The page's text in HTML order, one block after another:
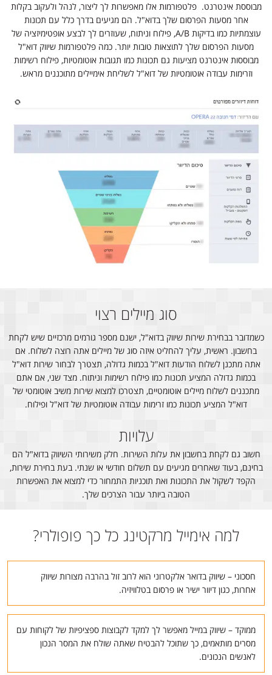
מבוססת אינטרנט. פלטפורמות אלו מאפשרות לך ליצור, לנהל ולעקוב בקלות
אחר מסעות הפרסום שלך בדוא"ל. הם מגיעים בדרך כלל עם תכונות
עוצמתיות כמו בדיקות A/B, פילוח וניתוח, שעוזרים לך לבצע אופטימיזציה של
מסעות הפרסום שלך לתוצאות טובות יותר. כמה פלטפורמות שיווק דוא"ל
מבוססות אינטרנט מציעות גם תכונות כמו תגובות אוטומטיות, פילוח רשימות
וזרימות עבודה אוטומטיות של דוא"ל לשליחת אימיילים מתוכננים מראש.
סוג מיילים רצוי
כשמדובר בבחירת שירות שיווק בדוא"ל, ישנם מספר גורמים מרכזיים שיש לקחת
בחשבון. ראשית, עליך להחליט איזה סוג של מיילים אתה רוצה לשלוח. אם
אתה מתכנן לשלוח הודעות דוא"ל בכמות גדולה, תצטרך לבחור שירות דוא"ל
בכמות גדולה המציע תכונות כמו פילוח רשימות וניתוח. מצד שני, אם אתם
מתכננים לשלוח מיילים אוטומטיים, תצטרכו למצוא שירות משיב אוטומטי של
דוא"ל המציע תכונות כמו זרימות עבודה אוטומטיות של דוא"ל ופילוח.
עלויות
חשוב גם לקחת בחשבון את עלות השירות. חלק משירותי השיווק בדוא"ל הם
בחינם, בעוד שאחרים מגיעים עם תשלום חודשי או שנתי. בעת בחירת שירות,
הקפד לשקול את התכונות ואת תוכניות התמחור כדי למצוא את האפשרות
הטובה ביותר עבור הצרכים שלך.
למה אימייל מרקטינג כל כך פופולרי?
חסכוני – שיווק בדואר אלקטרוני הוא לרוב זול בהרבה מצורות שיווק
אחרות, כגון דיוור ישיר או פרסום בטלוויזיה.
ממוקד – שיווק במייל מאפשר לך למקד לקבוצות ספציפיות של לקוחות עם
מסרים מותאמים, כך שתוכל להבטיח שאתה שולח את המסר הנכון
לאנשים הנכונים.